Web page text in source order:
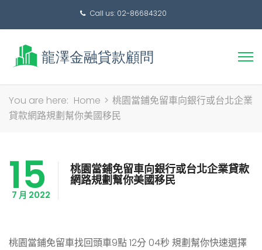
Call us: 02-86684320
搜
尋
You are here: Home > 桃園當鋪免留車向銀行或台北企業
貸款網路規劃幫你美國移民
15
7 月 2022
桃園當鋪免留車向銀行或台北企業貸款
網路規劃幫你美國移民
桃園當鋪免留車找回頭車9點 12分 04秒 規劃幫你快速選擇